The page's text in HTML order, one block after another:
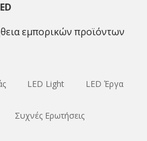
εμπορικών προϊόντων
LED Light LED Έργα
Συχνές Ερωτήσεις